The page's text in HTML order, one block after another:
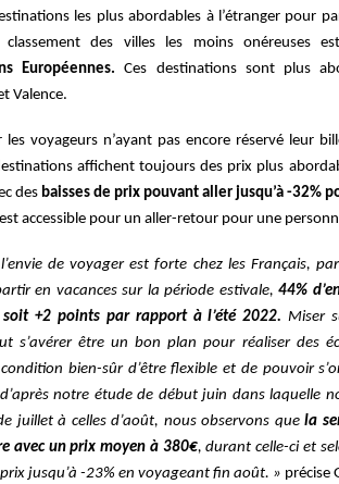
les plus abordables à l’étranger pour
classement des villes les moins onéreuses
Européennes. Ces destinations sont plus
Valence.
les voyageurs n’ayant pas encore réservé leur
affichent toujours des prix plus
desbaisses de prix pouvant aller jusqu’à -32%
accessible pour un aller-retour pour une
de voyager est forte chez les Français,
en vacances sur la période estivale,44%
soit +2 points par rapport à l’été 2022.Miser
s’avérer être un bon plan pour réaliser des
bien-sûr d’être flexible et de pouvoir
notre étude de début juin dans laquelle
juillet à celles d’août, nous observons quela
avec un prix moyen à 380€, durant celle-ci et
jusqu’à -23% en voyageant fin août. » précise